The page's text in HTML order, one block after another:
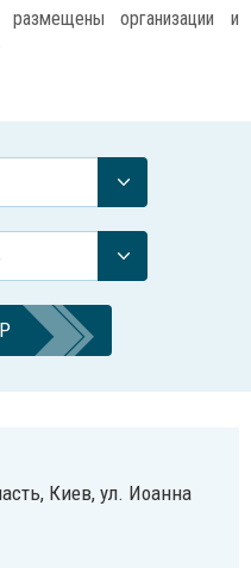
организации и
Киев, ул. Иоанна